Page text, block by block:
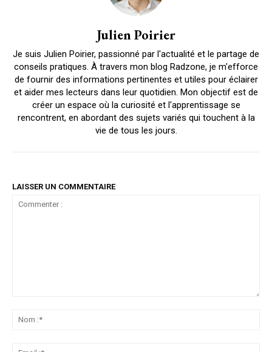
Julien Poirier
Je suis Julien Poirier, passionné par l'actualité et le partage de
conseils pratiques. À travers mon blog Radzone, je m'efforce
de fournir des informations pertinentes et utiles pour éclairer
et aider mes lecteurs dans leur quotidien. Mon objectif est de
créer un espace où la curiosité et l'apprentissage se
rencontrent, en abordant des sujets variés qui touchent à la
vie de tous les jours.
LAISSER UN COMMENTAIRE